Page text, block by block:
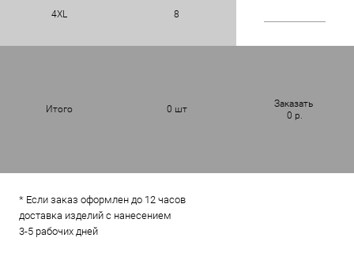
4XL 8
Итого 0 шт
Заказать
0 р.
* Если заказ оформлен до 12 часов
доставка изделий с нанесением
3-5 рабочих дней